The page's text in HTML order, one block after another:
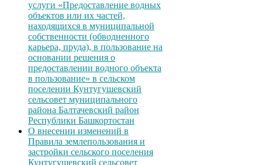
услуги «Предоставление водных
объектов или их частей,
находящихся в муниципальной
собственности (обводненного
карьера, пруда), в пользование на
основании решения о
предоставлении водного объекта
в пользование» в сельском
поселении Кунтугушевский
сельсовет муниципального
района Балтачевский район
Республики Башкортостан
О внесении изменений в
Правила землепользования и
застройки сельского поселения
Кунтугушевский сельсовет